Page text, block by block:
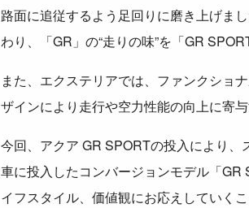
路面に追従するよう足回りに磨き上げま
わり、「GR」の“走りの味”を「GR
また、エクステリアでは、ファンクショ
ザインにより走行や空力性能の向上に寄
今回、アクア GR SPORTの投入により
車に投入したコンバージョンモデル「
イフスタイル、価値観にお応えしていくこ